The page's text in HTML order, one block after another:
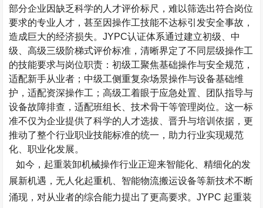
部分企业因缺乏科学的人才评价标尺，难以筛选出符合岗位
要求的专业人才，甚至因操作工技能不达标引发安全事故，
造成巨大的经济损失。JYPC认证体系通过建立初级、中
级、高级三级阶梯式评价标准，清晰界定了不同层级操作工
的技能要求与岗位职责：初级工聚焦基础操作与安全规范，
适配新手从业者；中级工侧重复杂场景操作与设备基础维
护，适配资深操作工；高级工着眼于应急处置、团队指导与
设备故障排查，适配班组长、技术骨干等管理岗位。这一标
准不仅为企业提供了科学的人才选拔、晋升与培训依据，更
推动了整个行业职业技能标准的统一，助力行业实现规范
化、职业化发展。
如今，起重装卸机械操作行业正迎来智能化、精细化的发
展新机遇，无人化起重机、智能物流搬运设备等新技术不断
涌现，对从业者的综合能力提出了更高要求。JYPC 起重装